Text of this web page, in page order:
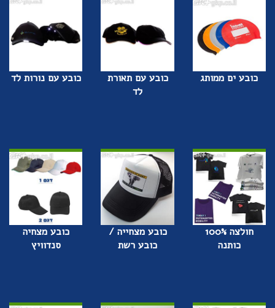
כובע ים ממותג
כובע עם תאורת
לד
כובע עם נורות לד
חולצה 100%
כותנה
כובע מצחייה /
כובע רשת
כובע מצחיה
סנדוויץ